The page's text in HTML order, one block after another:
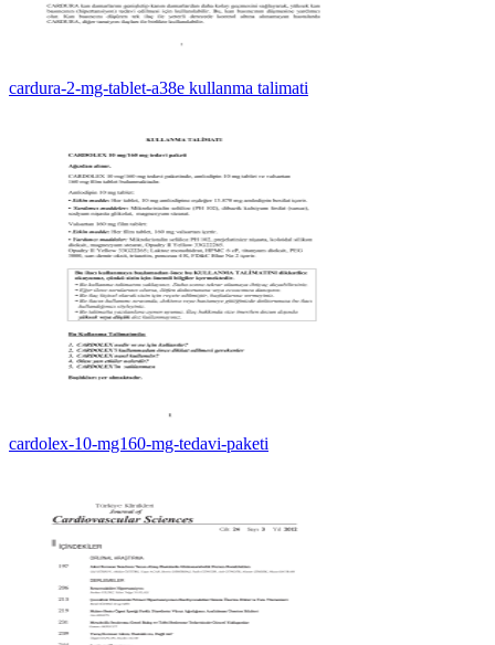
cardura-2-mg-tablet-a38e kullanma talimati
cardolex-10-mg160-mg-tedavi-paketi